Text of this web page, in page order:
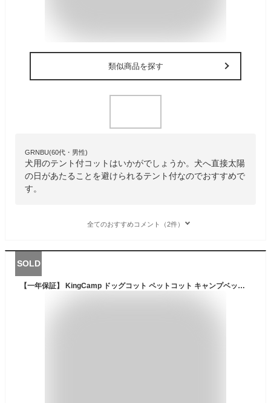
類似商品を探す
GRNBU(60代・男性)
犬用のテント付コットはいかがでしょうか。犬へ直接太陽
の日があたることを避けられるテント付なのでおすすめで
す。
全てのおすすめコメント（2件）
SOLD
【一年保証】 KingCamp ドッグコット ペットコット キャンプベッド 犬簡易ベッド 77×77cm 湿気防止 通気 マット付き 軽い 肩掛け 収納袋付き ピクニック場 アウトドア 折りたたみ 脚付き 犬用 小型犬 ペット連れキャンプ ペット用品 キャンプギア